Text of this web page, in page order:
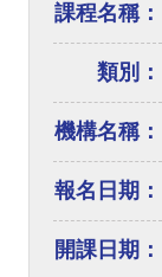
課程名稱：
類別：
機構名稱：
報名日期：
開課日期：